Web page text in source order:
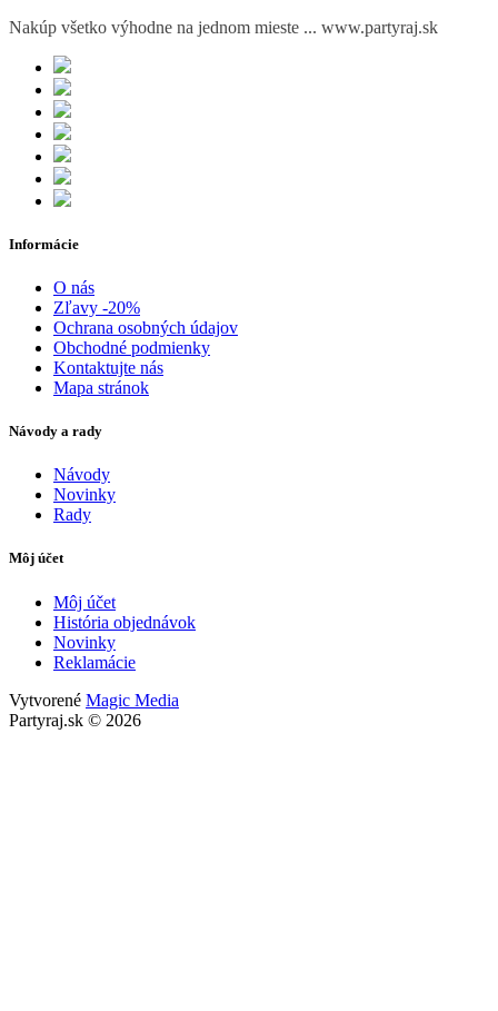
Nakúp všetko výhodne na jednom mieste ... www.partyraj.sk
Informácie
O nás
Zľavy -20%
Ochrana osobných údajov
Obchodné podmienky
Kontaktujte nás
Mapa stránok
Návody a rady
Návody
Novinky
Rady
Môj účet
Môj účet
História objednávok
Novinky
Reklamácie
Vytvorené Magic Media
Partyraj.sk © 2026